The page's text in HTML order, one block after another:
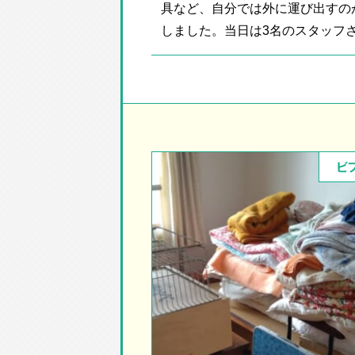
具など、自分では外に運び出す
しました。当日は3名のスタッフ
ビ